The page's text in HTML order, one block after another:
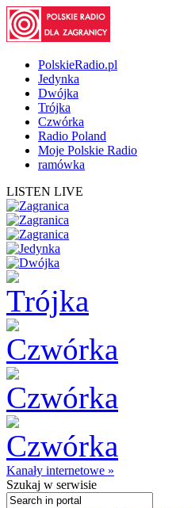
PolskieRadio.pl
Jedynka
Dwójka
Trójka
Czwórka
Radio Poland
Moje Polskie Radio
ramówka
LISTEN LIVE
Kanały internetowe »
Szukaj w serwisie